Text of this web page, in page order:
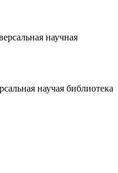
научная
научая библиотека